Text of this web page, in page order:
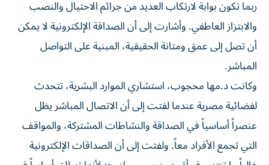
ربما تكون بوابة لارتكاب العديد من جرائم الاحتيال والنصب
والابتزاز العاطفي. وأشارت إلى أن الصداقة الإلكترونية لا يمكن
أن تصل إلى عمق ومتانة الحقيقية، المبنية على التواصل
المباشر.
وكانت د.مها محجوب، استشاري الموارد البشرية، تتحدث
لفضائية مصرية عندما لفتت إلى أن الاتصال المباشر يظل
عنصراً أساسياً في الصداقة والنشاطات المشتركة، والمواقف
التي تجمع الأفراد معاً. ولفتت إلى أن الصداقات الإلكترونية